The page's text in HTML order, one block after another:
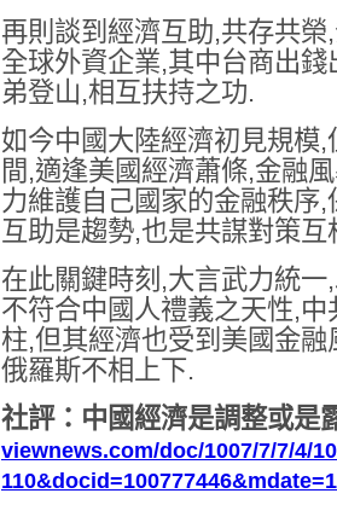
再則談到經濟互助,共存共
全球外資企業,其中台商出
弟登山,相互扶持之功.
如今中國大陸經濟初見規模
間,適逢美國經濟蕭條,金融
力維護自己國家的金融秩序
互助是趨勢,也是共謀對策
在此關鍵時刻,大言武力統
不符合中國人禮義之天性,
柱,但其經濟也受到美國金
俄羅斯不相上下.
社評：中國經濟是調整或是
viewnews.com/doc/1007/7/7/4/